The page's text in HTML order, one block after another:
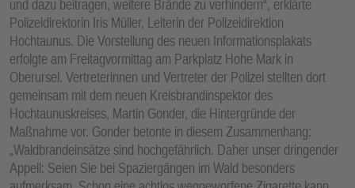
und dazu beitragen, weitere Brände zu verhindern“, erklärte
Polizeidirektorin Iris Müller, Leiterin der Polizeidirektion
Hochtaunus. Die Vorstellung des neuen Informationsplakats
erfolgte am Freitagvormittag am Parkplatz Hohe Mark in
Oberursel. Vertreterinnen und Vertreter der Polizei stellten dort
gemeinsam mit dem neuen Kreisbrandinspektor des
Hochtaunuskreises, Martin Gonder, die Hintergründe der
Maßnahme vor. Gonder betonte in diesem Zusammenhang:
„Waldbrandeinsätze sind hochgefährlich. Daher unser dringender
Appell: Seien Sie bei Spaziergängen im Wald besonders